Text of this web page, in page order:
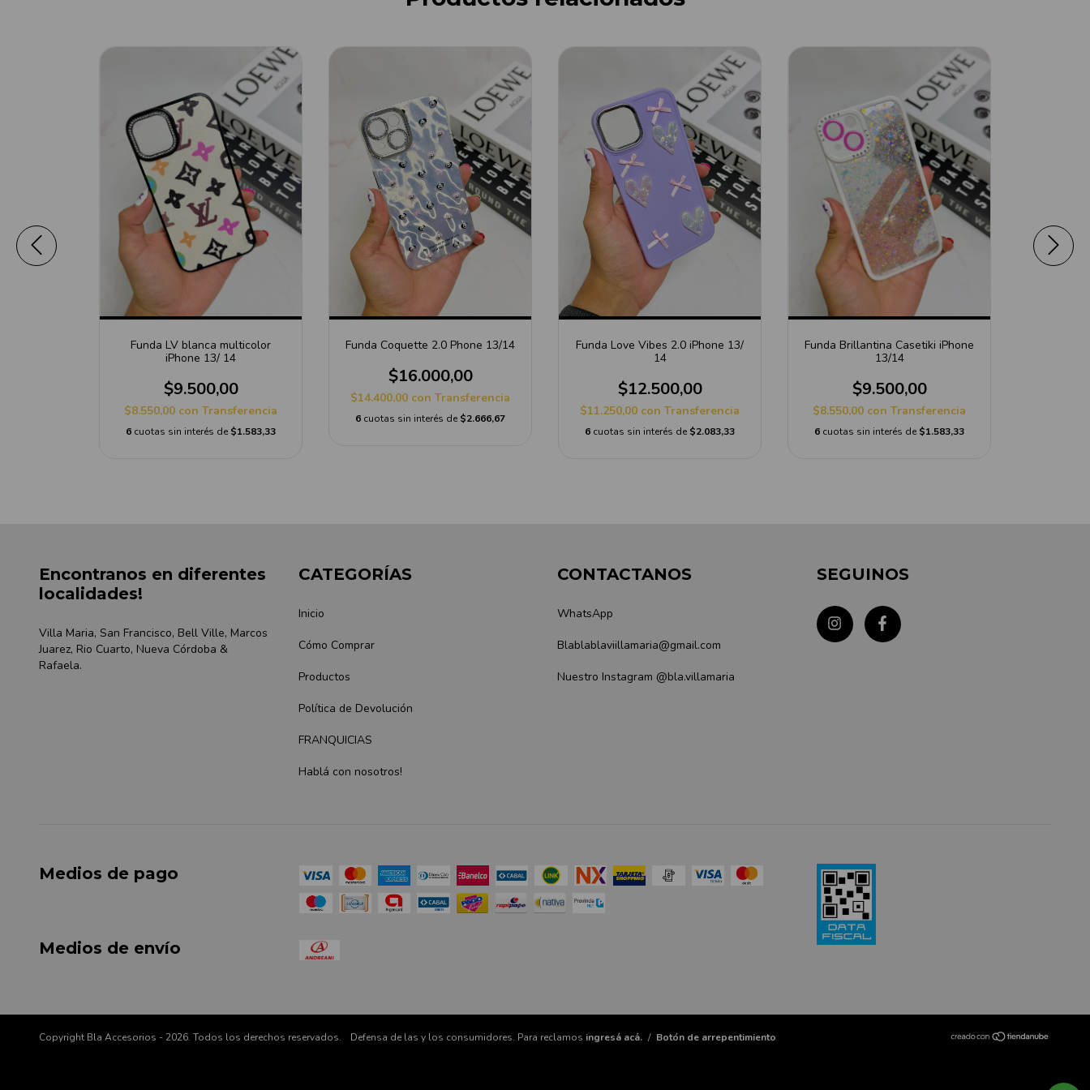
Funda LV blanca multicolor
iPhone 13/ 14
$9.500,00
$8.550,00 con Transferencia
6 cuotas sin interés de $1.583,33
Funda Coquette 2.0 Phone 13/14
$16.000,00
$14.400,00 con Transferencia
6 cuotas sin interés de $2.666,67
Funda Love Vibes 2.0 iPhone 13/
14
$12.500,00
$11.250,00 con Transferencia
6 cuotas sin interés de $2.083,33
Funda Brillantina Casetiki iPhone
13/14
$9.500,00
$8.550,00 con Transferencia
6 cuotas sin interés de $1.583,33
Encontranos en diferentes
localidades!
Villa Maria, San Francisco, Bell Ville, Marcos
Juarez, Rio Cuarto, Nueva Córdoba &
Rafaela.
CATEGORÍAS
Inicio
Cómo Comprar
Productos
Política de Devolución
FRANQUICIAS
Hablá con nosotros!
CONTACTANOS
WhatsApp
Blablablaviillamaria@gmail.com
Nuestro Instagram @bla.villamaria
SEGUINOS
Medios de pago
Medios de envío
Copyright Bla Accesorios - 2026. Todos los derechos reservados. Defensa de las y los consumidores. Para reclamos ingresá acá. / Botón de arrepentimiento